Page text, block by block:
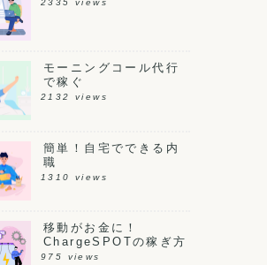
2335 views
モーニングコール代行
で稼ぐ
2132 views
簡単！自宅でできる内
職
1310 views
移動がお金に！
ChargeSPOTの稼ぎ方
975 views